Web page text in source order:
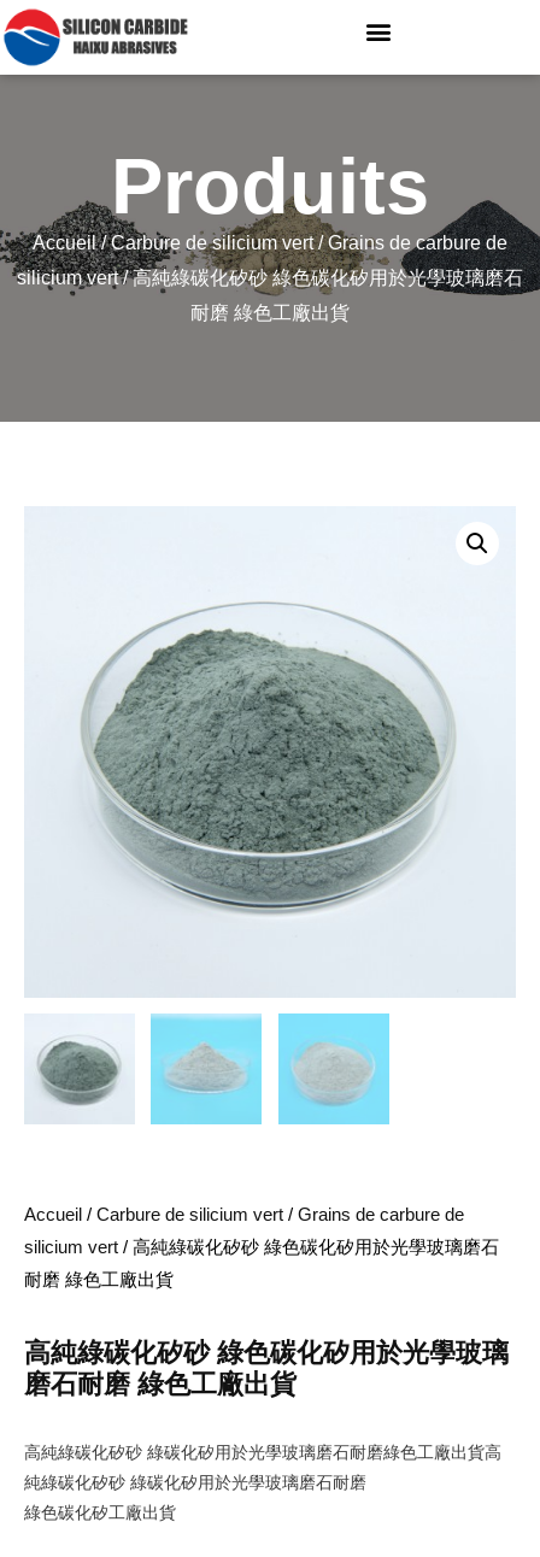
Produits
Accueil/Carbure de silicium vert/Grains de carbure de
silicium vert/ 高純綠碳化矽砂 綠色碳化矽用於光學玻璃磨石
耐磨 綠色工廠出貨
Accueil / Carbure de silicium vert / Grains de carbure de
silicium vert / 高純綠碳化矽砂 綠色碳化矽用於光學玻璃磨石
耐磨 綠色工廠出貨
高純綠碳化矽砂 綠色碳化矽用於光學玻璃
磨石耐磨 綠色工廠出貨
高純綠碳化矽砂 綠碳化矽用於光學玻璃磨石耐磨綠色工廠出貨高
純綠碳化矽砂 綠碳化矽用於光學玻璃磨石耐磨
綠色碳化矽工廠出貨